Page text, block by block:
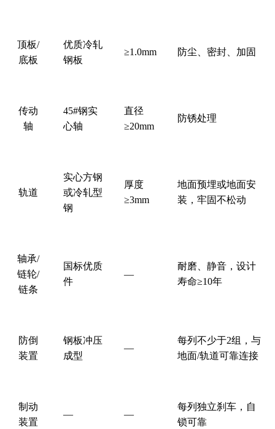
顶板/
底板
优质冷轧
钢板
≥1.0mm 防尘、密封、加固
传动
轴
45#钢实
心轴
直径
≥20mm
防锈处理
轨道
实心方钢
或冷轧型
钢
厚度
≥3mm
地面预埋或地面安
装，牢固不松动
轴承/
链轮/
链条
国标优质
件
—
耐磨、静音，设计
寿命≥10年
防倒
装置
钢板冲压
成型
—
每列不少于2组，与
地面/轨道可靠连接
制动
装置
— —
每列独立刹车，自
锁可靠